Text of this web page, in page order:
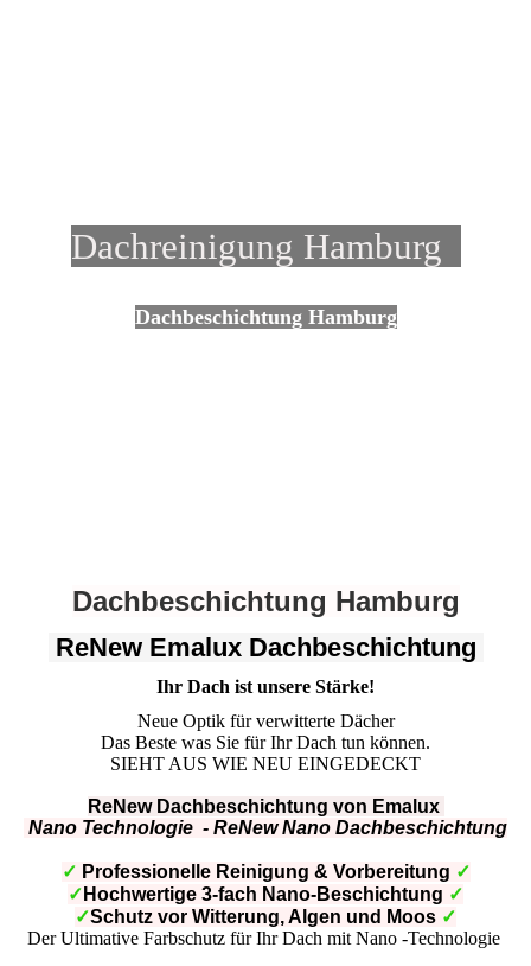
Dachreinigung Hamburg
Dachbeschichtung Hamburg
Dachbeschichtung Hamburg
ReNew Emalux Dachbeschichtung
Ihr Dach ist unsere Stärke!
Neue Optik für verwitterte Dächer
Das Beste was Sie für Ihr Dach tun können.
SIEHT AUS WIE NEU EINGEDECKT
ReNew Dachbeschichtung von Emalux
Nano Technologie - ReNew Nano Dachbeschichtung
✓ Professionelle Reinigung & Vorbereitung ✓
✓ Hochwertige 3-fach Nano-Beschichtung ✓
✓Schutz vor Witterung, Algen und Moos ✓
Der Ultimative Farbschutz für Ihr Dach mit Nano -Technologie